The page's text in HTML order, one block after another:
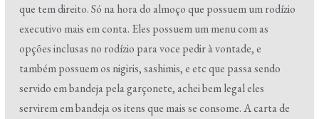
que tem direito. Só na hora do almoço que possuem um rodízio
executivo mais em conta. Eles possuem um menu com as
opções inclusas no rodízio para voce pedir à vontade, e
também possuem os nigiris, sashimis, e etc que passa sendo
servido em bandeja pela garçonete, achei bem legal eles
servirem em bandeja os itens que mais se consome. A carta de